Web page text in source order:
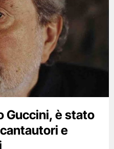
Guccini, è stato
e